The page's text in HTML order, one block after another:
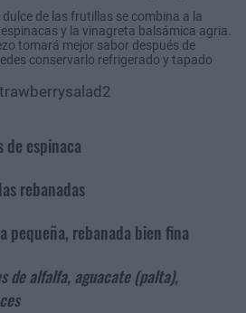
de las frutillas se combina a la
y la vinagreta balsámica agria.
tomará mejor sabor después de
conservarlo refrigerado y tapado
de espinaca
rebanadas
pequeña, rebanada bien fina
de alfalfa, aguacate (palta),